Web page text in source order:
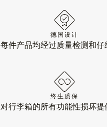
德国设计
每件产品均经过质量检测和仔
终生质保
对行李箱的所有功能性损坏提